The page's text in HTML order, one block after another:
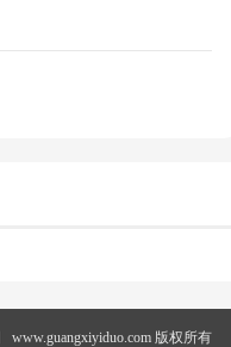
www.guangxiyiduo.com 版权所有